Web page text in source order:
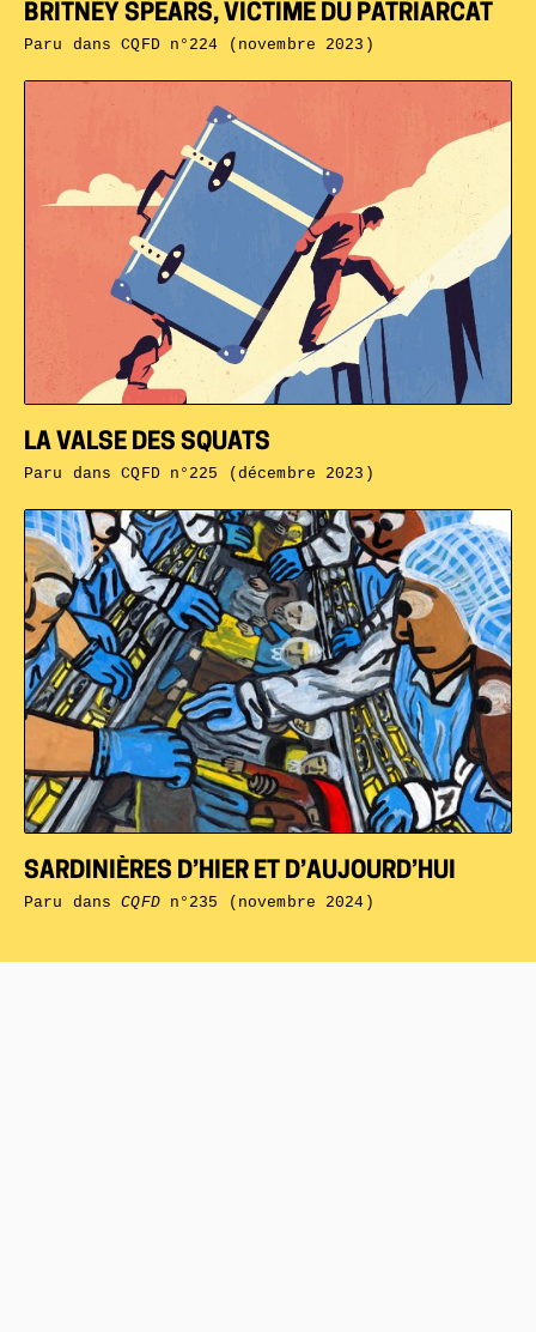
SARDINIÈRES D’HIER ET D’AUJOURD’HUI
Paru dansCQFDn°235 (novembre 2024)
LA VALSE DES SQUATS
Paru dansCQFD n°225 (décembre 2023)
BRITNEY SPEARS, VICTIME DU PATRIARCAT
Paru dansCQFD n°224 (novembre 2023)